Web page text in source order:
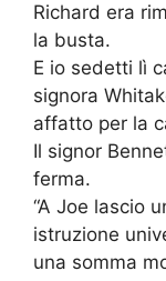
Richard era
la busta.
E io sedetti lì
signora
affatto per la
Il signor
ferma.
“A Joe lascio
istruzione
una somma